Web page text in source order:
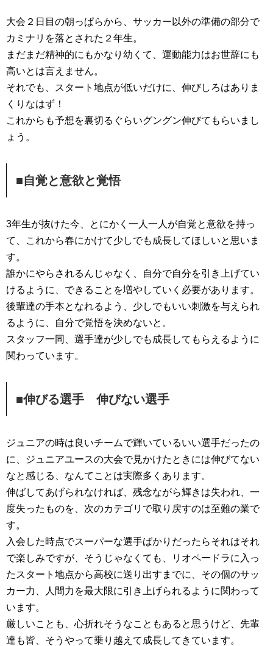
大会２日目の朝っぱらから、サッカー以外の準備の部分で
カミナリを落とされた２年生。
まだまだ精神的にもかなり幼くて、運動能力はお世辞にも
高いとは言えません。
それでも、スタート地点が低いだけに、伸びしろはありま
くりなはず！
これからも予想を裏切るぐらいグングン伸びてもらいまし
ょう。
■自覚と意欲と覚悟
3年生が抜けた今、とにかく一人一人が自覚と意欲を持っ
て、これから春にかけて少しでも成長してほしいと思いま
す。
誰かにやらされるんじゃなく、自分で自分を引き上げてい
けるように、できることを増やしていく必要があります。
後輩達の手本となれるよう、少しでもいい刺激を与えられ
るように、自分で覚悟を決めないと。
スタッフ一同、選手達が少しでも成長してもらえるように
関わっています。
■伸びる選手 伸びない選手
ジュニアの時は良いチームで輝いているいい選手だったの
に、ジュニアユースの大会で見かけたときには伸びてない
なと感じる、なんてことは実際多くあります。
伸ばしてあげられなければ、残念ながら輝きは失われ、一
度失ったものを、次のカテゴリで取り戻すのは至難の業で
す。
入会した時点でスーパーな選手ばかりだったらそれはそれ
で楽しみですが、そうじゃなくても、リオペードラに入っ
たスタート地点から高校に送り出すまでに、その個のサッ
カー力、人間力を最大限に引き上げられるように関わって
います。
厳しいことも、心折れそうなこともあると思うけど、先輩
達も皆、そうやって乗り越えて成長してきています。